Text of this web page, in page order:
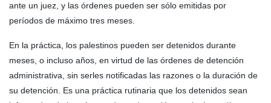
ante un juez, y las órdenes pueden ser sólo emitidas por
períodos de máximo tres meses.
En la práctica, los palestinos pueden ser detenidos durante
meses, o incluso años, en virtud de las órdenes de detención
administrativa, sin serles notificadas las razones o la duración de
su detención. Es una práctica rutinaria que los detenidos sean